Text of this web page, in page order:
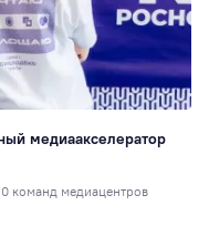
медиаакселератор
команд медиацентров